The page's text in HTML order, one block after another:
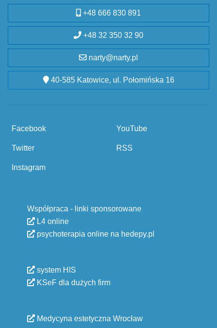
+48 666 830 891
+48 32 350 32 90
narty@narty.pl
40-585 Katowice, ul. Połomińska 16
Facebook
Twitter
Instagram
YouTube
RSS
Współpraca - linki sponsorowane
L4 online
psychoterapia online na hedepy.pl
system HIS
KSeF dla dużych firm
Medycyna estetyczna Wrocław